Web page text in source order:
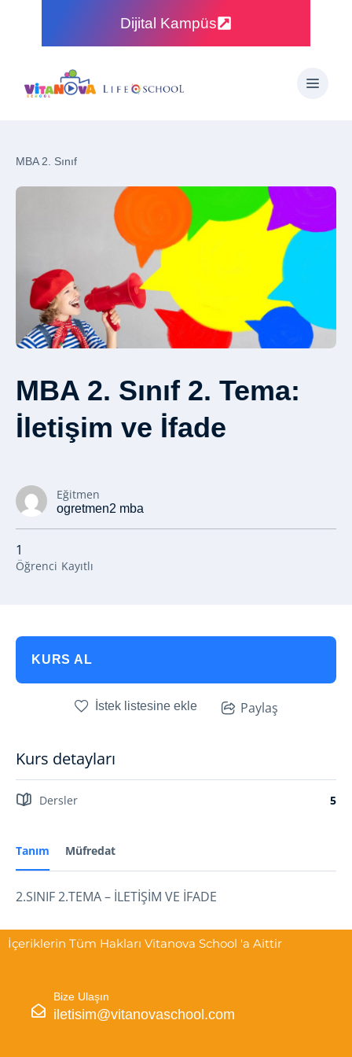
Dijital Kampüs
MBA 2. Sınıf
MBA 2. Sınıf 2. Tema:
İletişim ve İfade
Eğitmen
ogretmen2 mba
1
Öğrenci Kayıtlı
Tanım Müfredat
2.SINIF 2.TEMA – İLETİŞİM VE İFADE
KURS AL
İstek listesine ekle Paylaş
Kurs detayları
Dersler 5
İçeriklerin Tüm Hakları Vitanova School 'a Aittir
Bize Ulaşın
iletisim@vitanovaschool.com